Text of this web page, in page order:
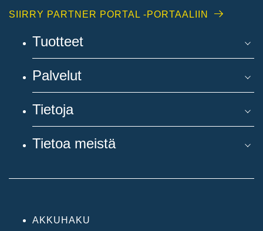
SIIRRY PARTNER PORTAL -PORTAALIIN
Tuotteet
Palvelut
Tietoja
Tietoa meistä
AKKUHAKU